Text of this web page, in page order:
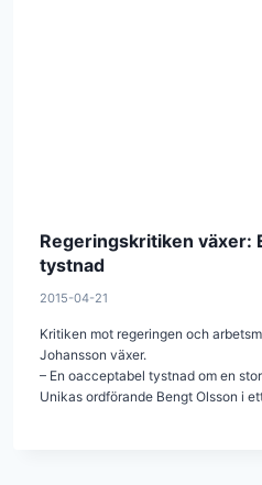
Regeringskritiken växer:
tystnad
2015-04-21
Kritiken mot regeringen och
Johansson växer.
– En oacceptabel tystnad om en
Unikas ordförande Bengt Olsson i